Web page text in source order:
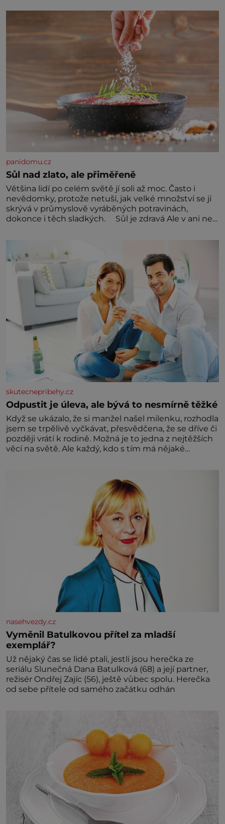
židovské kultury ŠTETL FEST 2026. Některé návraty
nejsou jednoduché. Místa, která si člověk pamatuje z
rodinných vyprávění, už dávno
panidomu.cz
Sůl nad zlato, ale přiměřeně
Většina lidí po celém světě jí soli až moc. Často i
nevědomky, protože netuší, jak velké množství se jí
skrývá v průmyslově vyráběných potravinách,
dokonce i těch sladkých. Sůl je zdravá Ale v ani ne
běžné. Její základní složky– sodík a chlór – jsou
skutecnepribehy.cz
Odpustit je úleva, ale bývá to nesmírně těžké
Když se ukázalo, že si manžel našel milenku, rozhodla
jsem se trpělivě vyčkávat, přesvědčena, že se dříve či
později vrátí k rodině. Možná je to jedna z nejtěžších
věcí na světě. Ale každý, kdo s tím má nějaké
nasehvezdy.cz
Vyměnil Batulkovou přítel za mladší
exemplář?
Už nějaký čas se lidé ptali, jestli jsou herečka ze
seriálu Slunečná Dana Batulková (68) a její partner,
režisér Ondřej Zajíc (56), ještě vůbec spolu. Herečka
od sebe přítele od samého začátku odhán